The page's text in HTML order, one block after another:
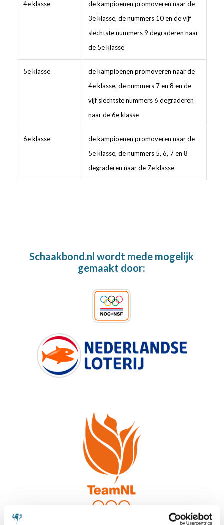
4e klasse
de kampioenen promoveren naar de
3e klasse, de nummers 10 en de vijf
slechtste nummers 9 degraderen naar
de 5e klasse
5e klasse
de kampioenen promoveren naar de
4e klasse, de nummers 7 en 8 en de
vijf slechtste nummers 6 degraderen
naar de 6e klasse
6e klasse
de kampioenen promoveren naar de
5e klasse, de nummers 5, 6, 7 en 8
degraderen naar de 7e klasse
Schaakbond.nl wordt mede mogelijk
gemaakt door: